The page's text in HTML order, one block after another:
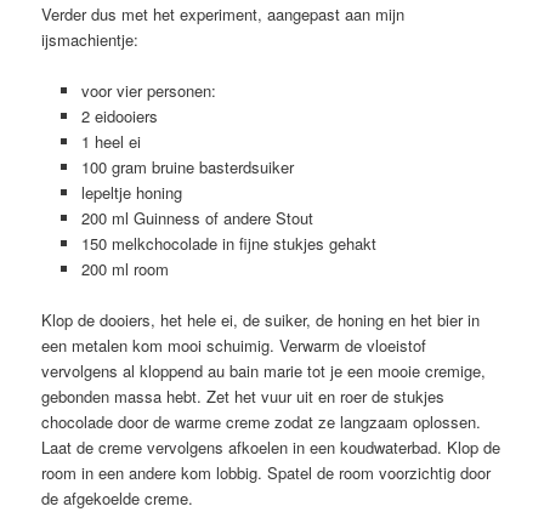
Verder dus met het experiment, aangepast aan mijn
ijsmachientje:
voor vier personen:
2 eidooiers
1 heel ei
100 gram bruine basterdsuiker
lepeltje honing
200 ml Guinness of andere Stout
150 melkchocolade in fijne stukjes gehakt
200 ml room
Klop de dooiers, het hele ei, de suiker, de honing en het bier in
een metalen kom mooi schuimig. Verwarm de vloeistof
vervolgens al kloppend au bain marie tot je een mooie cremige,
gebonden massa hebt. Zet het vuur uit en roer de stukjes
chocolade door de warme creme zodat ze langzaam oplossen.
Laat de creme vervolgens afkoelen in een koudwaterbad. Klop de
room in een andere kom lobbig. Spatel de room voorzichtig door
de afgekoelde creme.